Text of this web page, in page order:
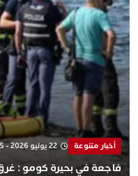
أخبار متنوعة 22 يوليو 2026 - 14:25
فاجعة في بحيرة كومو :